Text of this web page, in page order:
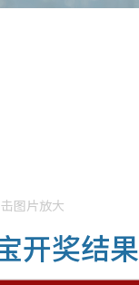
图片放大
开奖结果